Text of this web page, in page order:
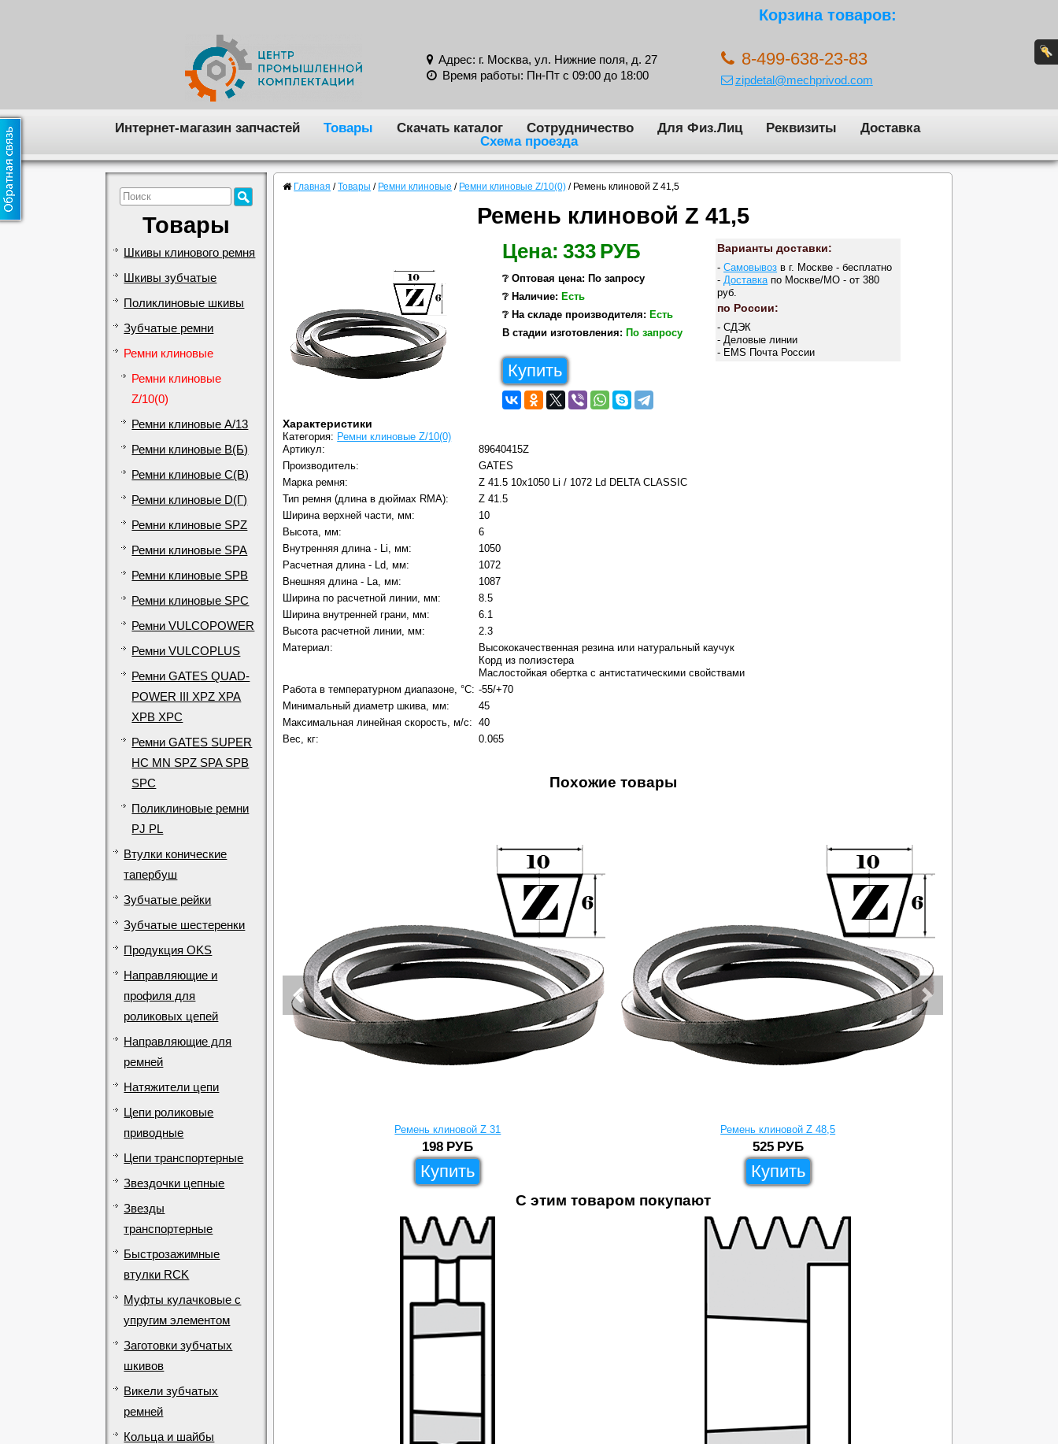
Корзина товаров:
Адрес: г. Москва, ул. Нижние поля, д. 27
Время работы: Пн-Пт с 09:00 до 18:00
8-499-638-23-83
zipdetal@mechprivod.com
Интернет-магазин запчастей Товары Скачать каталог Сотрудничество Для Физ.Лиц Реквизиты
Доставка
Схема проезда
Товары
Шкивы клинового ремня
Шкивы зубчатые
Поликлиновые шкивы
Зубчатые ремни
Ремни клиновые
Ремни клиновые
Z/10(0)
Ремни клиновые A/13
Ремни клиновые B(Б)
Ремни клиновые C(В)
Ремни клиновые D(Г)
Ремни клиновые SPZ
Ремни клиновые SPA
Ремни клиновые SPB
Ремни клиновые SPC
Ремни VULCOPOWER
Ремни VULCOPLUS
Ремни GATES QUAD-
POWER III XPZ XPA
XPB XPC
Ремни GATES SUPER
HC MN SPZ SPA SPB
SPC
Поликлиновые ремни
PJ PL
Втулки конические
тапербуш
Зубчатые рейки
Зубчатые шестеренки
Продукция OKS
Направляющие и
профиля для
роликовых цепей
Направляющие для
ремней
Натяжители цепи
Цепи роликовые
приводные
Цепи транспортерные
Звездочки цепные
Звезды
транспортерные
Быстрозажимные
втулки RCK
Муфты кулачковые с
упругим элементом
Заготовки зубчатых
шкивов
Викели зубчатых
ремней
Кольца и шайбы
Главная / Товары / Ремни клиновые / Ремни клиновые Z/10(0) / Ремень клиновой Z 41,5
Ремень клиновой Z 41,5
Цена: 333 РУБ
❔ Оптовая цена: По запросу
❔ Наличие: Есть
❔ На складе производителя: Есть
В стадии изготовления: По запросу
Купить
Варианты доставки:
-Самовывоз в г. Москве - бесплатно
- Доставка по Москве/МО - от 380
руб.
по России:
- СДЭК
- Деловые линии
- EMS Почта России
Характеристики
Категория: Ремни клиновые Z/10(0)
Артикул:
89640415Z
Производитель:
GATES
Марка ремня:
Z 41.5 10x1050 Li / 1072 Ld DELTA CLASSIC
Тип ремня (длина в дюймах RMA):
Z 41.5
Ширина верхней части, мм:
10
Высота, мм:
6
Внутренняя длина - Li, мм:
1050
Расчетная длина - Ld, мм:
1072
Внешняя длина - La, мм:
1087
Ширина по расчетной линии, мм:
8.5
Ширина внутренней грани, мм:
6.1
Высота расчетной линии, мм:
2.3
Материал:
Высококачественная резина или натуральный каучук
Корд из полиэстера
Маслостойкая обертка с антистатическими свойствами
Работа в температурном диапазоне, °C: -55/+70
Минимальный диаметр шкива, мм:
45
Максимальная линейная скорость, м/с:
40
Вес, кг:
0.065
Похожие товары
Ремень клиновой Z 31
198 РУБ
Купить
Ремень клиновой Z 48,5
525 РУБ
Купить
С этим товаром покупают